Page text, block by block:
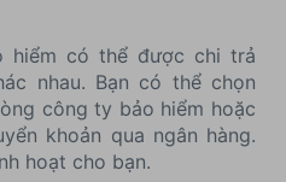
hiểm có thể được chi trả
nhau. Bạn có thể chọn
công ty bảo hiểm hoặc
khoản qua ngân hàng.
hoạt cho bạn.